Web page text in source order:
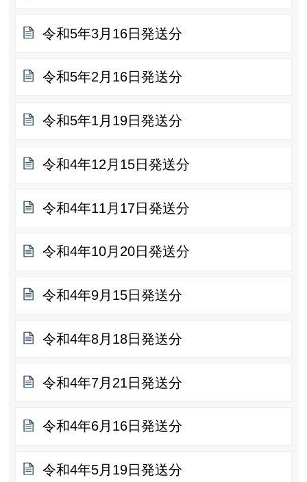
令和5年3月16日発送分
令和5年2月16日発送分
令和5年1月19日発送分
令和4年12月15日発送分
令和4年11月17日発送分
令和4年10月20日発送分
令和4年9月15日発送分
令和4年8月18日発送分
令和4年7月21日発送分
令和4年6月16日発送分
令和4年5月19日発送分